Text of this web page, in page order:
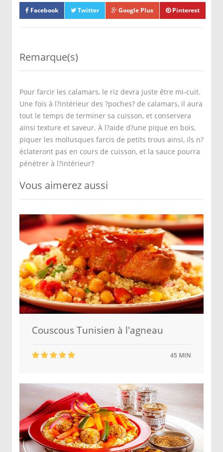
Facebook Twitter Google Plus Pinterest
Remarque(s)
Pour farcir les calamars, le riz devra juste être mi-cuit.
Une fois à l?intérieur des ?poches? de calamars, il aura
tout le temps de terminer sa cuisson, et conservera
ainsi texture et saveur. À l?aide d?une pique en bois,
piquer les mollusques farcis de petits trous ainsi, ils n?
éclateront pas en cours de cuisson, et la sauce pourra
pénétrer à l?intérieur?
Vous aimerez aussi
Couscous Tunisien à l'agneau
45 MIN